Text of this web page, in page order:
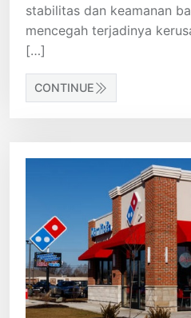
stabilitas dan keamanan
mencegah terjadinya
[…]
CONTINUE